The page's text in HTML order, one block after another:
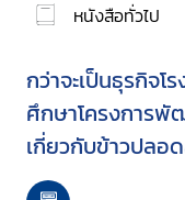
หนังสือทั่วไป
กว่าจะเป็นธุรกิจ
ศึกษาโครงการ
เกี่ยวกับข้าวปลอ
เกษตรกรทำนาบา